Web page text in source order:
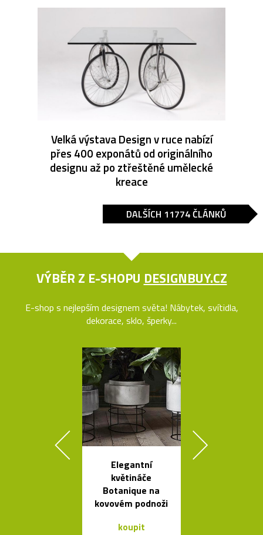
Velká výstava Design v ruce nabízí
přes 400 exponátů od originálního
designu až po ztřeštěné umělecké
kreace
DALŠÍCH 11774 ČLÁNKŮ
VÝBĚR Z E-SHOPU DESIGNBUY.CZ
E-shop s nejlepším designem světa! Nábytek, svítidla,
dekorace, sklo, šperky...
Elegantní
květináče
Botanique na
kovovém podnoži
koupit